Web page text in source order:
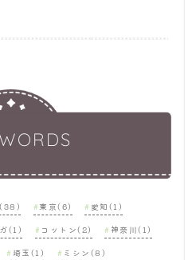
東京(6) 愛知(1)
(1) コットン(2) 神奈川(1)
埼玉(1) ミシン(8)